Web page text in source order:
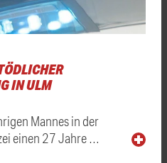
IN ULM
Mannes in der
einen 27 Jahre …